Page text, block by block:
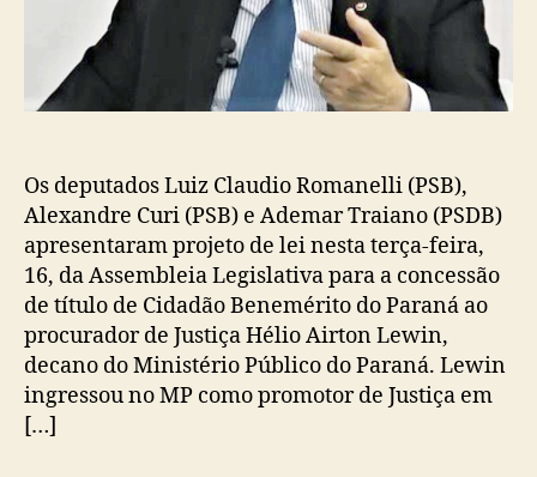
Os deputados Luiz Claudio Romanelli (PSB),
Alexandre Curi (PSB) e Ademar Traiano (PSDB)
apresentaram projeto de lei nesta terça-feira,
16, da Assembleia Legislativa para a concessão
de título de Cidadão Benemérito do Paraná ao
procurador de Justiça Hélio Airton Lewin,
decano do Ministério Público do Paraná. Lewin
ingressou no MP como promotor de Justiça em
[…]